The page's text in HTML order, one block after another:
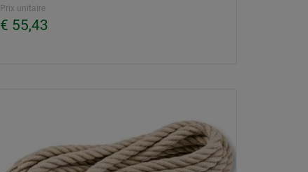
Prix unitaire
€ 55,43